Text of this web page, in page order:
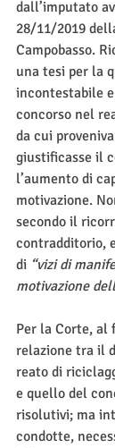
dall’imputato
28/11/2019
Campobasso.
una tesi per la
incontestabile
concorso nel
da cui
giustificasse il
l’aumento di
motivazione.
secondo il
contradditorio,
di “vizi di
motivazione
Per la Corte, al
relazione tra il
reato di
e quello del
risolutivi; ma
condotte,